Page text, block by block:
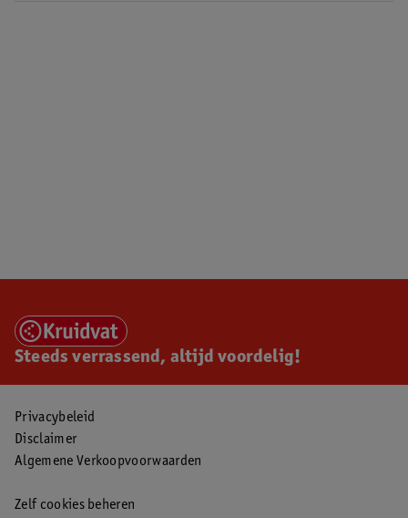
Steeds verrassend, altijd voordelig!
Privacybeleid
Disclaimer
Algemene Verkoopvoorwaarden
Zelf cookies beheren